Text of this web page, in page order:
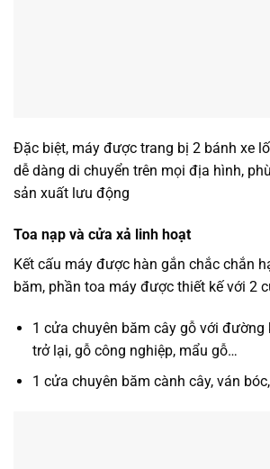
Đặc biệt, máy được trang bị 2 bánh xe
dễ dàng di chuyển trên mọi địa hình,
sản xuất lưu động
Toa nạp và cửa xả linh hoạt
Kết cấu máy được hàn gắn chắc chắn
băm, phần toa máy được thiết kế với 2
1 cửa chuyên băm cây gỗ với đường
trở lại, gỗ công nghiệp, mẩu gỗ…
1 cửa chuyên băm cành cây, ván